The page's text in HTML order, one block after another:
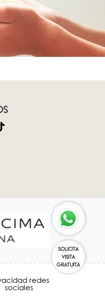
redes
sociales
SOLICITA
VISITA
GRATUITA